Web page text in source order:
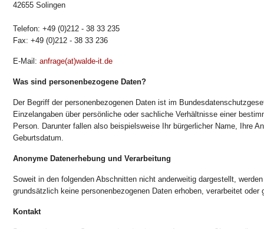
42655 Solingen
Telefon: +49 (0)212 - 38 33 235
Fax: +49 (0)212 - 38 33 236
E-Mail: anfrage(at)walde-it.de
Was sind personenbezogene Daten?
Der Begriff der personenbezogenen Daten ist im
Einzelangaben über persönliche oder sachliche Verhältnisse einer
Person. Darunter fallen also beispielsweise Ihr bürgerlicher Name, Ihre
Geburtsdatum.
Anonyme Datenerhebung und Verarbeitung
Soweit in den folgenden Abschnitten nicht anderweitig dargestellt,
grundsätzlich keine personenbezogenen Daten erhoben, verarbeitet
Kontakt